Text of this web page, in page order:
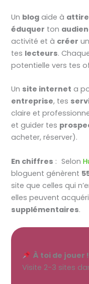
Un blog aide à
éduquer ton
activité et à créer
tes lecteurs.
potentielle vers tes
Un site internet a
entreprise, tes
claire et
et guider tes
acheter, réserver).
En chiffres : Selon
bloguent génèrent
site que celles qui
elles peuvent
supplémentaires.
À toi de jouer !
Visite 2-3 sites